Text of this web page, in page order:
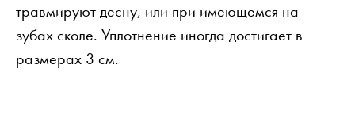
травмируют десну, или при имеющемся на
зубах сколе. Уплотнение иногда достигает в
размерах 3 см.